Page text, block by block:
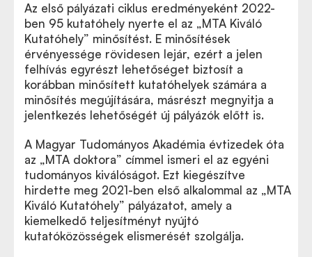
Az első pályázati ciklus eredményeként 2022-
ben 95 kutatóhely nyerte el az „MTA Kiváló
Kutatóhely” minősítést. E minősítések
érvényessége rövidesen lejár, ezért a jelen
felhívás egyrészt lehetőséget biztosít a
korábban minősített kutatóhelyek számára a
minősítés megújítására, másrészt megnyitja a
jelentkezés lehetőségét új pályázók előtt is.
A Magyar Tudományos Akadémia évtizedek óta
az „MTA doktora” címmel ismeri el az egyéni
tudományos kiválóságot. Ezt kiegészítve
hirdette meg 2021-ben első alkalommal az „MTA
Kiváló Kutatóhely” pályázatot, amely a
kiemelkedő teljesítményt nyújtó
kutatóközösségek elismerését szolgálja.